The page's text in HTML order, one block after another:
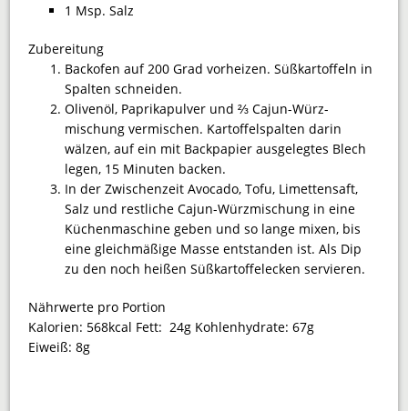
1 Msp. Salz
Zubereitung
Backofen auf 200 Grad vorheizen. Süßkartoffeln in
Spalten schneiden.
Olivenöl, Paprikapulver und ⅔ Cajun-Würz­
mischung vermischen. Kartoffelspalten darin
wälzen, auf ein mit Backpapier ausgelegtes Blech
legen, 15 Minuten backen.
In der Zwischenzeit Avocado, Tofu, Limettensaft,
Salz und restliche Cajun-Würz­mischung in eine
Küchenmaschine geben und so lange mixen, bis
eine gleich­mäßige Masse entstanden ist. Als Dip
zu den noch heißen Süßkartoffelecken servieren.
Nährwerte pro Portion
Kalorien: 568kcal Fett: 24g Kohlenhydrate:67g
Eiweiß:8g